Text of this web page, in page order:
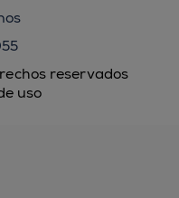
reservados
uso